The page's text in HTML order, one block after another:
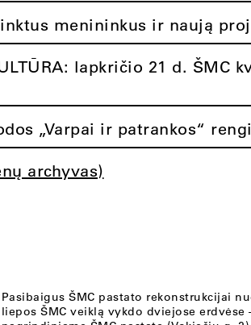
menininkus ir naują
lapkričio 21 d. ŠMC
„Varpai ir patrankos“
archyvas)
Pasibaigus ŠMC pastato rekonstrukcijai
liepos ŠMC veiklą vykdo dviejose erdvėse